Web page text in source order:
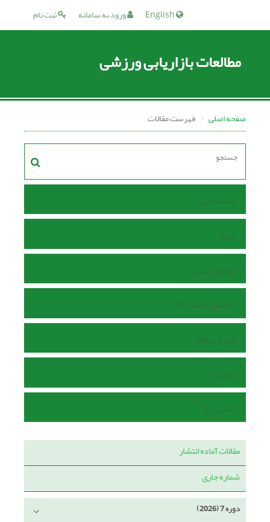
ثبت نام ورود به سامانه
مطالعات بازاریابی ورزشی
صفحه اصلی فهرست مقالات
صفحه اصلی
مرور
اطلاعات نشریه
راهنمای نویسندگان
ارسال مقاله
داوران
تماس با ما
مقالات آماده انتشار
شماره جاری
دوره 7 (2026)